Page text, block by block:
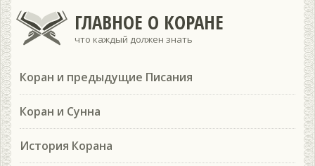
ГЛАВНОЕ О КОРАНЕ
что каждый должен знать
Коран и предыдущие Писания
Коран и Сунна
История Корана